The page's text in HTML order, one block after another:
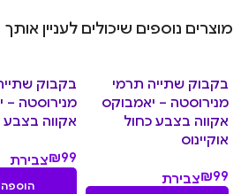
מוצרים נוספים שיכולים לעניין אותך
בקבוק שתייה תרמי
מנירוסטה – יאמבוקס
אקווה בצבע כחול
אוקיינוס
₪99
צבירת
בקבוק
מנירוסטה –
אקווה בצבע
₪99
צבירת